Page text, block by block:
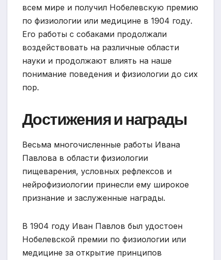
всем мире и получил Нобелевскую премию
по физиологии или медицине в 1904 году.
Его работы с собаками продолжали
воздействовать на различные области
науки и продолжают влиять на наше
понимание поведения и физиологии до сих
пор.
Достижения и награды
Весьма многочисленные работы Ивана
Павлова в области физиологии
пищеварения, условных рефлексов и
нейрофизиологии принесли ему широкое
признание и заслуженные награды.
В 1904 году Иван Павлов был удостоен
Нобелевской премии по физиологии или
медицине за открытие принципов